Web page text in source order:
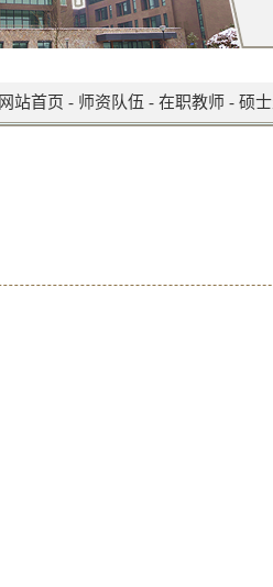
网站首页 - 师资队伍 - 在职教师 - 硕